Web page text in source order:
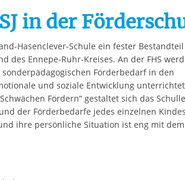
in der
Hasenclever-Schule ein fester
des Ennepe-Ruhr-Kreises. An der FHS
Förderbedarf in den
und soziale Entwicklung
Fördern“ gestaltet sich das
der Förderbedarfe jedes einzelnen
ihre persönliche Situation ist eng mit dem